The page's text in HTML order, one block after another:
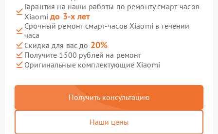
Гарантия на наши работы по ремонту смарт-часов
Xiaomiдо 3-х лет
Срочный ремонт смарт-часов Xiaomi в течении
часа
Скидка для вас до 20%
Получите 1500 рублей на ремонт
Оригинальные комплектующие Xiaomi
Получить консультацию
Наши цены